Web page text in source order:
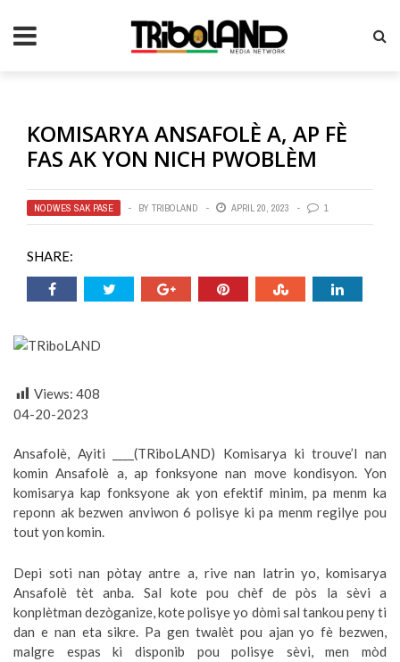
KOMISARYA ANSAFOLÈ A, AP FÈ
FAS AK YON NICH PWOBLÈM
NODWES SAK PASE BY TRIBOLAND APRIL 20, 2023 1
SHARE:
Views: 408
04-20-2023
Ansafolè, Ayiti ____(TRiboLAND) Komisarya ki trouve’l nan
komin Ansafolè a, ap fonksyone nan move kondisyon. Yon
komisarya kap fonksyone ak yon efektif minim, pa menm ka
reponn ak bezwen anviwon 6 polisye ki pa menm regilye pou
tout yon komin.
Depi soti nan pòtay antre a, rive nan latrin yo, komisarya
Ansafolè tèt anba. Sal kote pou chèf de pòs la sèvi a
konplètman dezòganize, kote polisye yo dòmi sal tankou peny ti
dan e nan eta sikre. Pa gen twalèt pou ajan yo fè bezwen,
malgre espas ki disponib pou polisye sèvi, men mòd